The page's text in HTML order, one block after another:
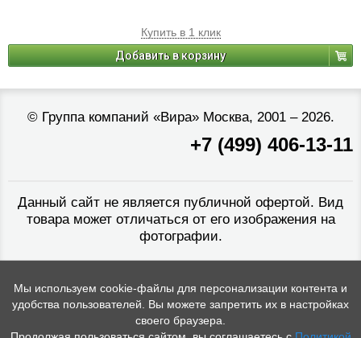
Купить в 1 клик
Добавить в корзину
© Группа компаний «Вира»Москва, 2001 – 2026.
+7 (499) 406-13-11
Данный сайт не является публичной офертой. Вид
товара может отличаться от его изображения на
фотографии.
Мы используем cookie-файлы для персонализации контента и
удобства пользователей. Вы можете запретить их в настройках
своего браузера.